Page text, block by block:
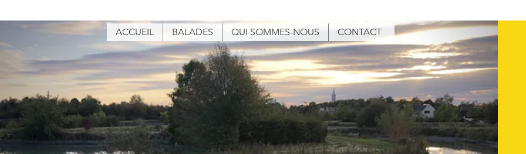
ACCUEIL BALADES QUI SOMMES-NOUS CONTACT